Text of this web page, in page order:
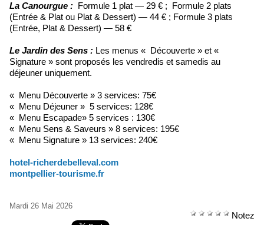
La Canourgue : Formule 1 plat — 29 € ; Formule 2 plats
(Entrée & Plat ou Plat & Dessert) — 44 € ; Formule 3 plats
(Entrée, Plat & Dessert) — 58 €
Le Jardin des Sens : Les menus « Découverte » et «
Signature » sont proposés les vendredis et samedis au
déjeuner uniquement.
« Menu Découverte » 3 services: 75€
« Menu Déjeuner » 5 services: 128€
« Menu Escapade» 5 services : 130€
« Menu Sens & Saveurs » 8 services: 195€
« Menu Signature » 13 services: 240€
hotel-richerdebelleval.com
montpellier-tourisme.fr
Mardi 26 Mai 2026
Notez